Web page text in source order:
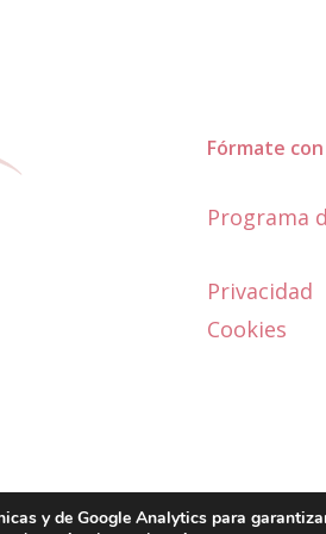
Fórmate
Programa
Privacidad
Cookies
y de Google Analytics para